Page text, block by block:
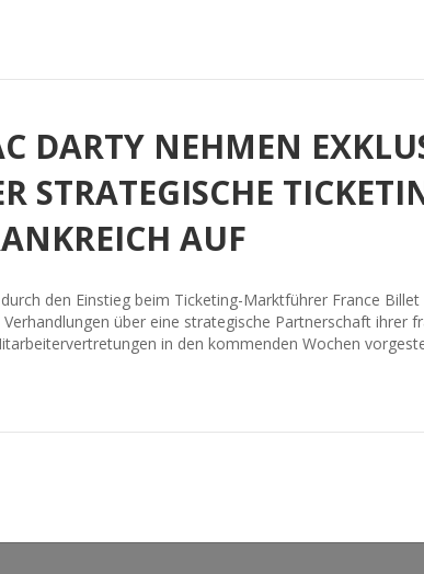
DARTY NEHMEN
STRATEGISCHE
AUF
den Einstieg beim Ticketing-Marktführer France
über eine strategische Partnerschaft ihrer
in den kommenden Wochen